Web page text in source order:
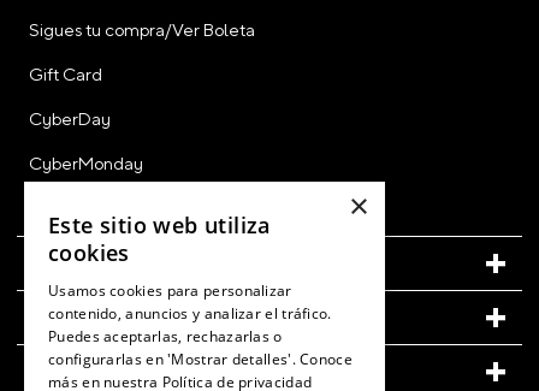
Sigues tu compra/Ver Boleta
Gift Card
CyberDay
CyberMonday
CUENTA
LEGAL
CONOCE MÁS DE CROCS
×
Este sitio web utiliza
cookies
Usamos cookies para personalizar
contenido, anuncios y analizar el tráfico.
Puedes aceptarlas, rechazarlas o
configurarlas en 'Mostrar detalles'. Conoce
más en nuestra Política de privacidad